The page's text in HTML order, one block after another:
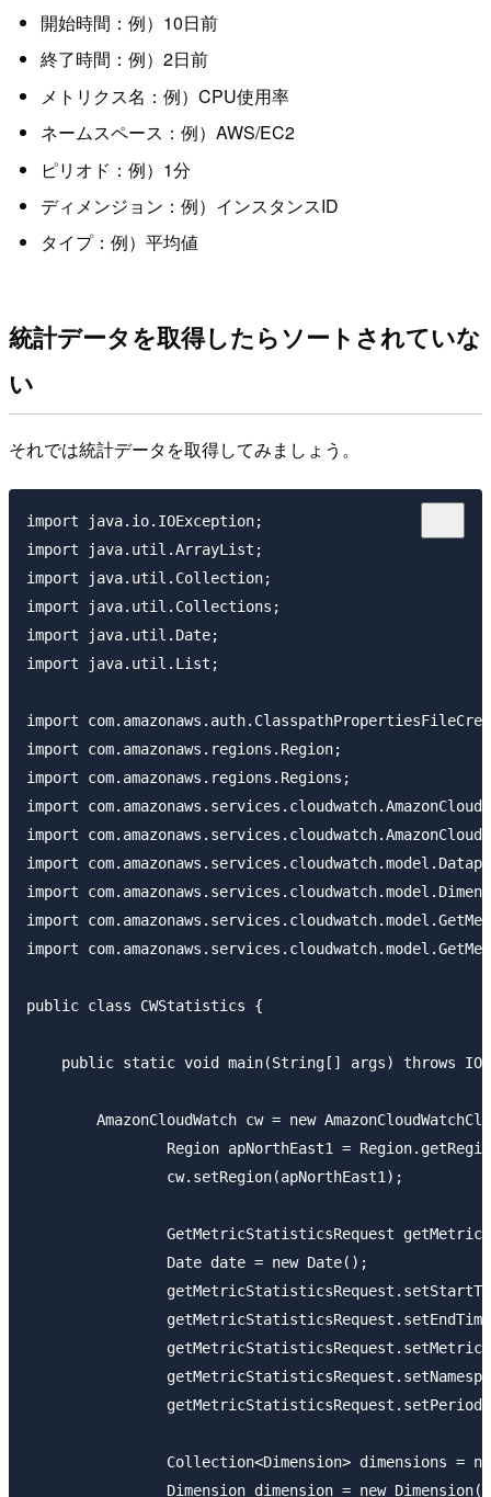
開始時間：例）10日前
終了時間：例）2日前
メトリクス名：例）CPU使用率
ネームスペース：例）AWS/EC2
ピリオド：例）1分
ディメンジョン：例）インスタンスID
タイプ：例）平均値
統計データを取得したらソートされていな
い
それでは統計データを取得してみましょう。
import java.io.IOException;
import java.util.ArrayList;
import java.util.Collection;
import java.util.Collections;
import java.util.Date;
import java.util.List;
import
import com.amazonaws.regions.Region;
import com.amazonaws.regions.Regions;
import
import
import
import
import
import
public class CWStatistics {
public static void main(String[] args) throws